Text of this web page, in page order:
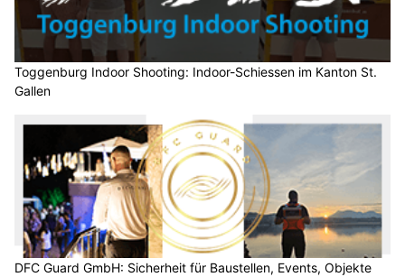
Toggenburg Indoor Shooting: Indoor-Schiessen im Kanton St.
Gallen
DFC Guard GmbH: Sicherheit für Baustellen, Events, Objekte